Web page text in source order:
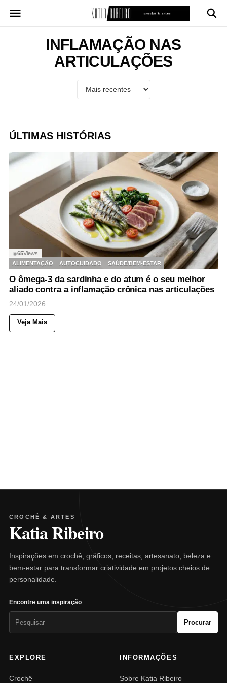
para
INFLAMAÇÃO NAS
ARTICULAÇÕES
ÚLTIMAS HISTÓRIAS
◉65Views
ALIMENTAÇÃO
AUTOCUIDADO SAÚDE/BEM-ESTAR
O ômega-3 da sardinha e do atum é o seu melhor
aliado contra a inflamação crônica nas articulações
24/01/2026
Veja Mais
CROCHÊ & ARTES
Katia Ribeiro
Inspirações em crochê, gráficos, receitas, artesanato, beleza e
bem-estar para transformar criatividade em projetos cheios de
personalidade.
Encontre uma inspiração
Procurar
EXPLORE
Crochê
INFORMAÇÕES
Sobre Katia Ribeiro